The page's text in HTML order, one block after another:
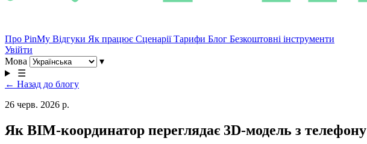
Про PinMy Відгуки Як працює СценаріїТарифи Блог Безкоштовні інструменти
Увійти
Мова
▾
☰
← Назад до блогу
26 черв. 2026 р.
Як BIM-координатор переглядає 3D-модель з телефону